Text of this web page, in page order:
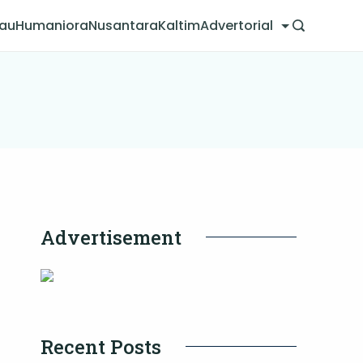
HumanioraNusantaraKaltimAdvertorial
Advertisement
Recent Posts